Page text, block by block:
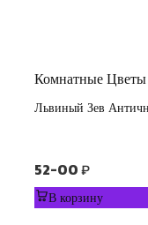
Комнатные Цветы
Львиный Зев
52-00₽
В корзину